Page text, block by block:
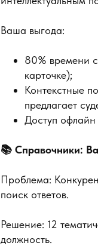
Ваша выгода:
80% времени
карточке);
Контекстные
предлагает
Доступ офлайн
📚 Справочники:
Проблема:
поиск ответов.
Решение: 12
должность.